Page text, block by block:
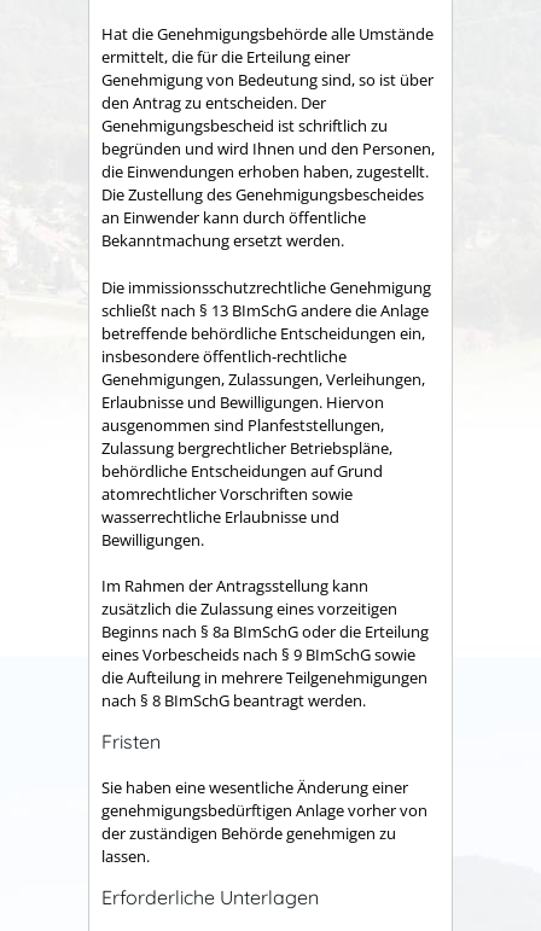
Hat die Genehmigungsbehörde alle Umstände
ermittelt, die für die Erteilung einer
Genehmigung von Bedeutung sind, so ist über
den Antrag zu entscheiden. Der
Genehmigungsbescheid ist schriftlich zu
begründen und wird Ihnen und den Personen,
die Einwendungen erhoben haben, zugestellt.
Die Zustellung des Genehmigungsbescheides
an Einwender kann durch öffentliche
Bekanntmachung ersetzt werden.
Die immissionsschutzrechtliche Genehmigung
schließt nach § 13 BImSchG andere die Anlage
betreffende behördliche Entscheidungen ein,
insbesondere öffentlich-rechtliche
Genehmigungen, Zulassungen, Verleihungen,
Erlaubnisse und Bewilligungen. Hiervon
ausgenommen sind Planfeststellungen,
Zulassung bergrechtlicher Betriebspläne,
behördliche Entscheidungen auf Grund
atomrechtlicher Vorschriften sowie
wasserrechtliche Erlaubnisse und
Bewilligungen.
Im Rahmen der Antragsstellung kann
zusätzlich die Zulassung eines vorzeitigen
Beginns nach § 8a BImSchGoder die Erteilung
eines Vorbescheids nach § 9 BImSchGsowie
die Aufteilung in mehrere Teilgenehmigungen
nach § 8 BImSchG beantragt werden.
Fristen
Sie haben eine wesentliche Änderung einer
genehmigungsbedürftigen Anlage vorher von
der zuständigen Behörde genehmigen zu
lassen.
Erforderliche Unterlagen